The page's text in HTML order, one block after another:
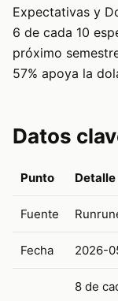
Expectativas y
6 de cada 10
próximo
57% apoya la
Datos
Punto Detalle
Fuente
Fecha 2026-
8 de